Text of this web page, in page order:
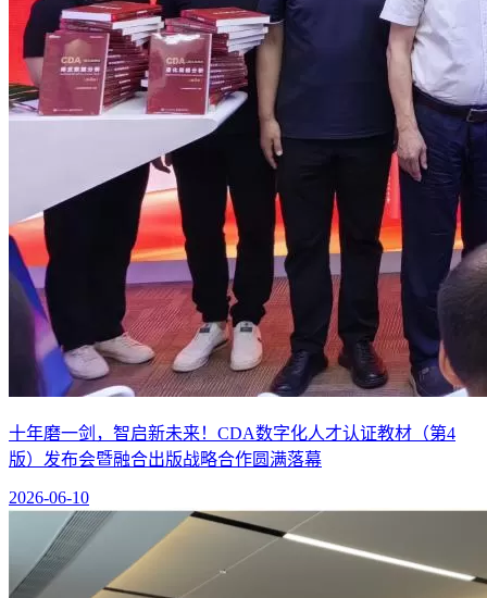
十年磨一剑，智启新未来！CDA数字化人才认证教材（第4
版）发布会暨融合出版战略合作圆满落幕
2026-06-10